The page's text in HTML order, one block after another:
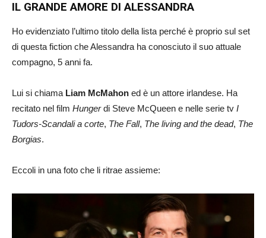
IL GRANDE AMORE DI ALESSANDRA
Ho evidenziato l’ultimo titolo della lista perché è proprio sul set
di questa fiction che Alessandra ha conosciuto il suo attuale
compagno, 5 anni fa.
Lui si chiama Liam McMahon ed è un attore irlandese. Ha
recitato nel film Hungerdi Steve McQueen e nelle serie tv I
Tudors-Scandali a corte, The Fall, The living and the dead, The
Borgias.
Eccoli in una foto che li ritrae assieme: